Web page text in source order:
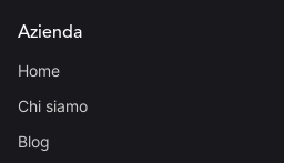
Azienda
Home
Chi siamo
Blog